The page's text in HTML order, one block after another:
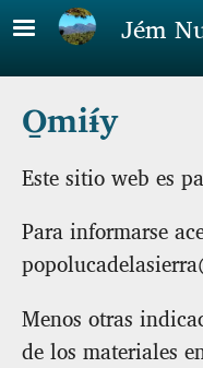
Skip to main content
Jém
O̱miɨ́y
Este sitio web es
Para informarse
Menos otras
de los materiales